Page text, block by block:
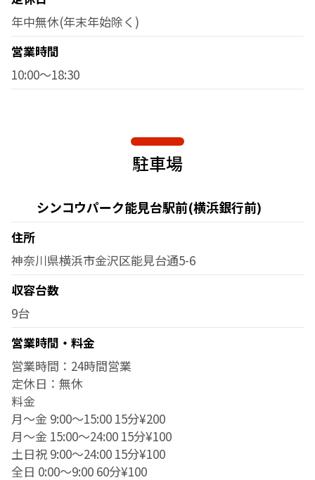
年中無休(年末年始除く)
営業時間
10:00～18:30
駐車場
シンコウパーク能見台駅前(横浜銀行前)
住所
神奈川県横浜市金沢区能見台通5-6
収容台数
9台
営業時間・料金
営業時間：24時間営業
定休日：無休
料金
月～金 9:00～15:00 15分¥200
月～金 15:00～24:00 15分¥100
土日祝 9:00～24:00 15分¥100
全日 0:00～9:00 60分¥100